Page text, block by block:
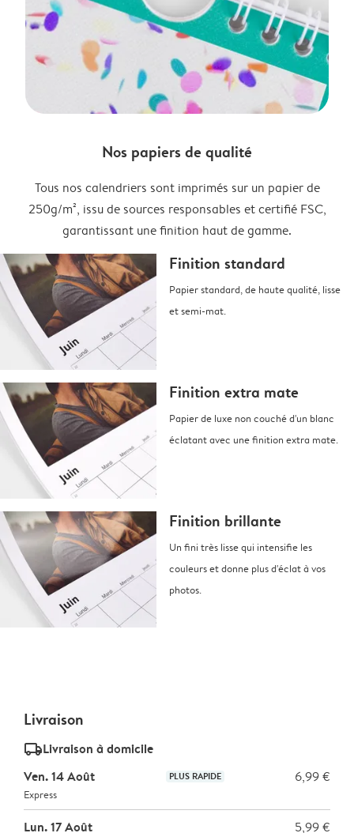
Nos papiers de qualité
Tous nos calendriers sont imprimés sur un papier de
250g/m², issu de sources responsables et certifié FSC,
garantissant une finition haut de gamme.
Finition standard
Papier standard, de haute qualité, lisse
et semi-mat.
Finition extra mate
Papier de luxe non couché d'un blanc
éclatant avec une finition extra mate.
Finition brillante
Un fini très lisse qui intensifie les
couleurs et donne plus d'éclat à vos
photos.
Livraison
delivery_standard_v2Livraison à domicile
Ven. 14 Août
PLUS RAPIDE 6,99 €
Express
Lun. 17 Août 5,99 €